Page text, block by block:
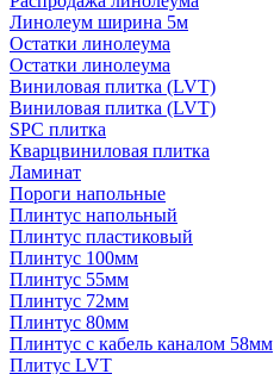
Линолеум ширина 5м
Остатки линолеума
Остатки линолеума
Виниловая плитка (LVT)
Виниловая плитка (LVT)
SPC плитка
Кварцвиниловая плитка
Ламинат
Пороги напольные
Плинтус напольный
Плинтус пластиковый
Плинтус 100мм
Плинтус 55мм
Плинтус 72мм
Плинтус 80мм
Плинтус с кабель каналом 58мм
Плитус LVT